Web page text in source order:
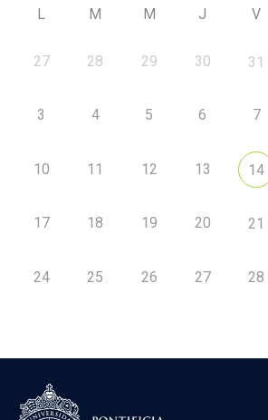
L M M J V
27 28 29 30 31
3 4 5 6 7
10 11 12 13 14
17 18 19 20 21
24 25 26 27 28